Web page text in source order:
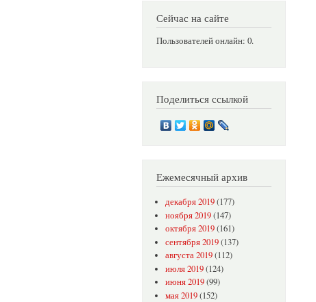
Сейчас на сайте
Пользователей онлайн: 0.
Поделиться ссылкой
Ежемесячный архив
декабря 2019(177)
ноября 2019(147)
октября 2019(161)
сентября 2019(137)
августа 2019(112)
июля 2019(124)
июня 2019(99)
мая 2019(152)